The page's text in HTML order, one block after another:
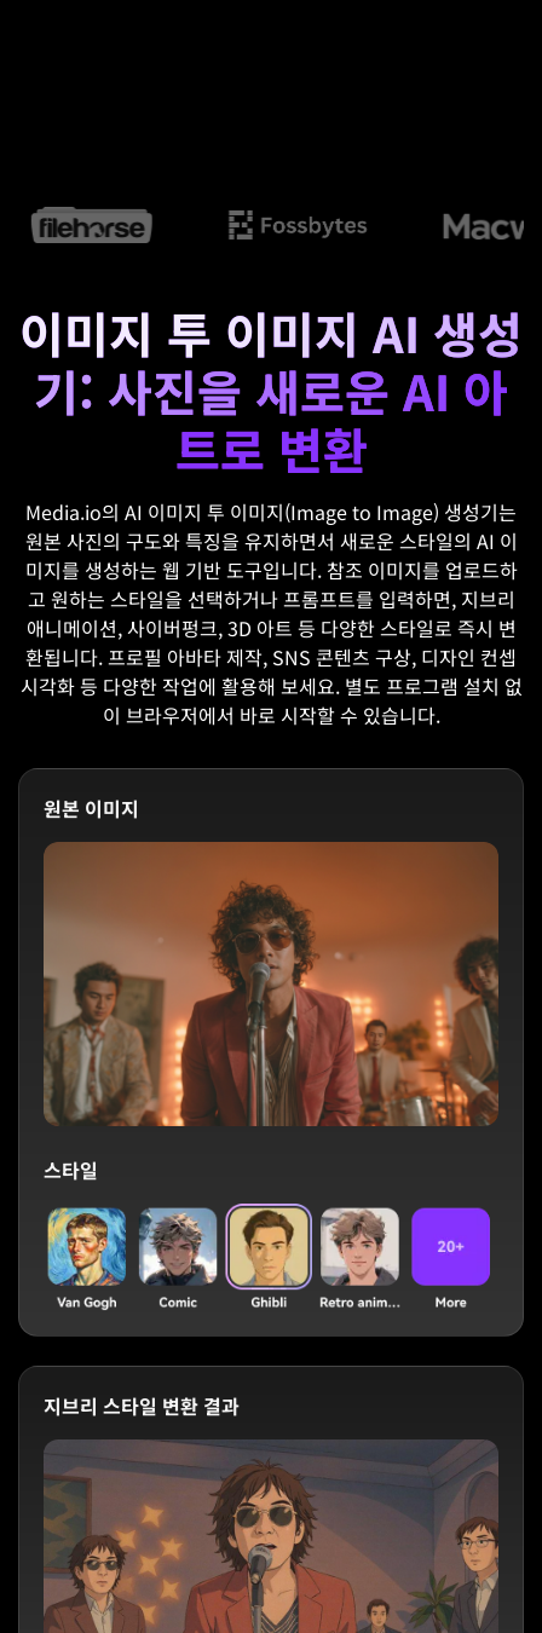
이미지 투 이미지 AI 생성
기: 사진을 새로운 AI 아
트로 변환
Media.io의 AI 이미지 투 이미지(Image to Image) 생성기는
원본 사진의 구도와 특징을 유지하면서 새로운 스타일의 AI 이
미지를 생성하는 웹 기반 도구입니다. 참조 이미지를 업로드하
고 원하는 스타일을 선택하거나 프롬프트를 입력하면, 지브리
애니메이션, 사이버펑크, 3D 아트 등 다양한 스타일로 즉시 변
환됩니다. 프로필 아바타 제작, SNS 콘텐츠 구상, 디자인 컨셉
시각화 등 다양한 작업에 활용해 보세요. 별도 프로그램 설치 없
이 브라우저에서 바로 시작할 수 있습니다.
원본 이미지
스타일
지브리 스타일 변환 결과